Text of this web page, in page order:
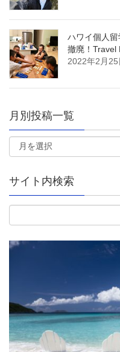
ハワイ個人
撤廃！Travel
2022年2月25
月別投稿一覧
サイト内検索